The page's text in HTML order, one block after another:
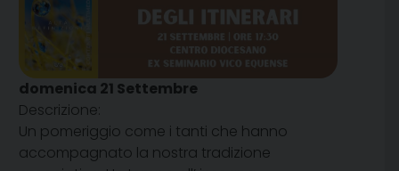
domenica 21 Settembre
Descrizione:
Un pomeriggio come i tanti che hanno
accompagnato la nostra tradizione